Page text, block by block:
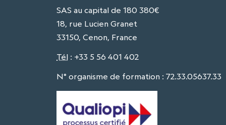
SAS au capital de 180 380€
18, rue Lucien Granet
33150, Cenon, France
Tél : +33 5 56 401 402
N° organisme de formation : 72.33.05637.33